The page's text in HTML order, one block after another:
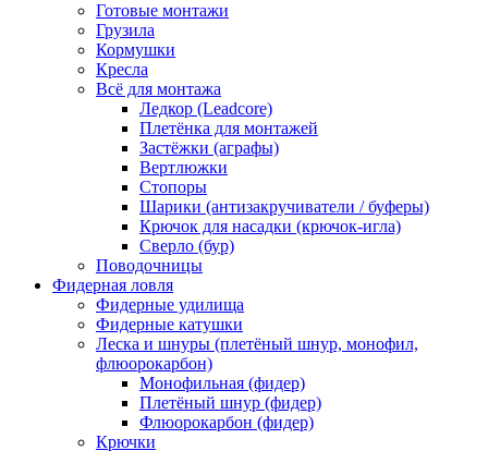
Готовые монтажи
Грузила
Кормушки
Кресла
Всё для монтажа
Ледкор (Leadcore)
Плетёнка для монтажей
Застёжки (аграфы)
Вертлюжки
Стопоры
Шарики (антизакручиватели / буферы)
Крючок для насадки (крючок-игла)
Сверло (бур)
Поводочницы
Фидерная ловля
Фидерные удилища
Фидерные катушки
Леска и шнуры (плетёный шнур, монофил,
флюорокарбон)
Монофильная (фидер)
Плетёный шнур (фидер)
Флюорокарбон (фидер)
Крючки